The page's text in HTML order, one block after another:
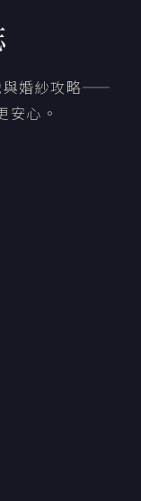
與婚紗攻略——
安心。